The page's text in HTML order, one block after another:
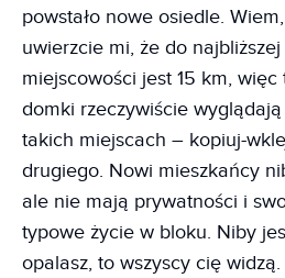
powstało nowe osiedle.
uwierzcie mi, że do
miejscowości jest 15 km,
domki rzeczywiście
takich miejscach – kopiuj-
drugiego. Nowi mieszkańcy
ale nie mają prywatności i
typowe życie w bloku. Niby
opalasz, to wszyscy cię